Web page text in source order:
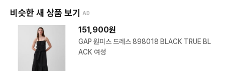
비슷한 새 상품 보기 AD
151,900원
GAP 원피스 드레스 898018 BLACK TRUE BL
ACK 여성